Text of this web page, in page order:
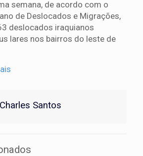
semana, de acordo com o
de Deslocados e Migrações,
deslocados iraquianos
lares nos bairros do leste de
Charles Santos